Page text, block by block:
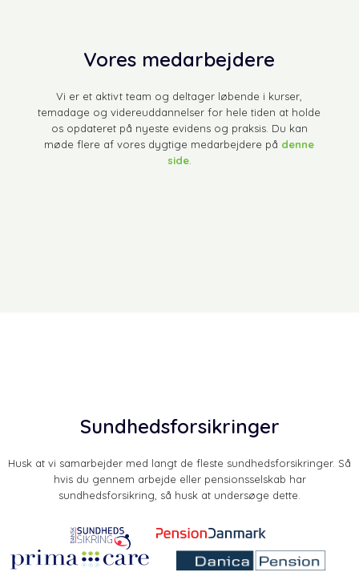
Vores medarbejdere
Vi er et aktivt team og deltager løbende i kurser,
temadage og videreuddannelser for hele tiden at holde
os opdateret på nyeste evidens og praksis. ​Du kan
møde flere af vores dygtige medarbejdere på denne
side.
Sundhedsforsikringer
Husk at vi samarbejder med langt de fleste sundhedsforsikringer. Så
hvis du gennem arbejde eller pensionsselskab har
sundhedsforsikring, så husk at undersøge dette.​